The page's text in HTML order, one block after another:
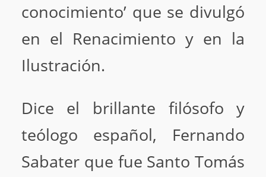
conocimiento’ que se divulgó
en el Renacimiento y en la
Ilustración.
Dice el brillante filósofo y
teólogo español, Fernando
Sabater que fue Santo Tomás